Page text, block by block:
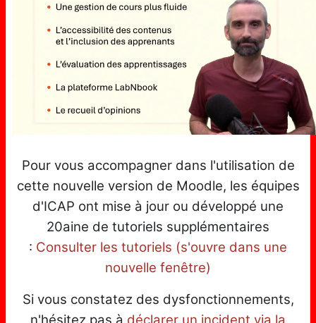
Pour vous accompagner dans l'utilisation de
cette nouvelle version de Moodle, les équipes
d'ICAP ont mise à jour ou développé une
20aine de tutoriels supplémentaires
: Consulter les tutoriels (s'ouvre dans une
nouvelle fenêtre)
Si vous constatez des dysfonctionnements,
n'hésitez pas à déclarer un incident via la